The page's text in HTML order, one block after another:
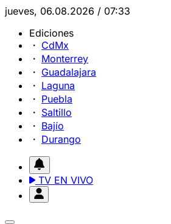
jueves, 06.08.2026 / 07:33
Ediciones
CdMx
Monterrey
Guadalajara
Laguna
Puebla
Saltillo
Bajío
Durango
TV EN VIVO